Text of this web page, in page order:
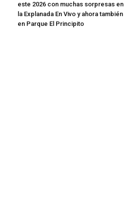
este 2026 con muchas sorpresas en
la Explanada En Vivo y ahora también
en Parque El Principito